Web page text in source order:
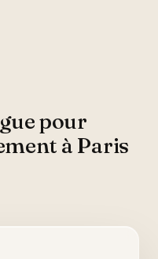
pour
à Paris